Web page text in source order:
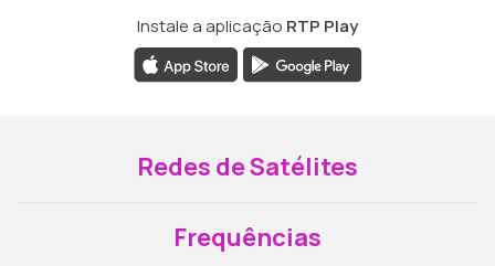
Instale a aplicação RTP Play
Redes de Satélites
Frequências